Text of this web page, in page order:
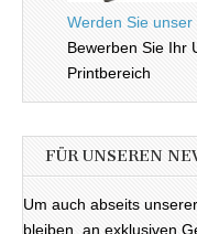
Werden Sie
Bewerben Sie Ihr
Printbereich
FÜR UNSEREN
Um auch abseits
bleiben, an exklusiven